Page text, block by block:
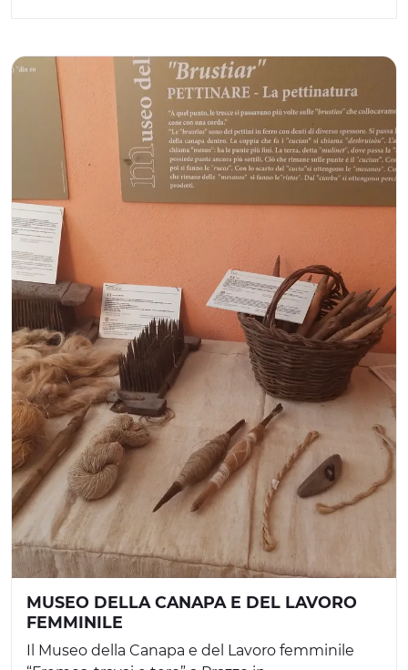
MUSEO DELLA CANAPA E DEL LAVORO
FEMMINILE
Il Museo della Canapa e del Lavoro femminile